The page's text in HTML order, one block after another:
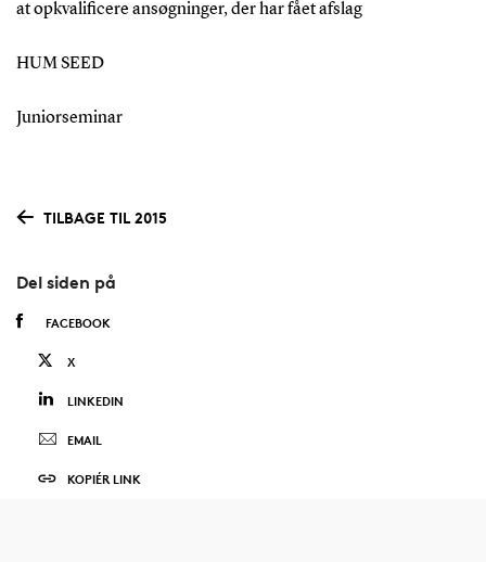
at opkvalificere ansøgninger, der har fået afslag
HUM SEED
Juniorseminar
TILBAGE TIL 2015
Del siden på
FACEBOOK
X
LINKEDIN
EMAIL
KOPIÉR LINK